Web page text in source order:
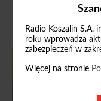
Radio Koszalin S.A.
roku wprowadza
zabezpieczeń w
Więcej na stronie